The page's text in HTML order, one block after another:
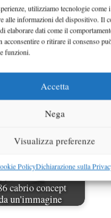
utilizziamo tecnologie come
alle informazioni del dispositivo. Il
elaborare dati come il
o ritirare il consenso
funzioni.
Accetta
Nega
Visualizza preferenze
PolicyDichiarazione sulla
prime foto spia
cabrio concept
un'immagine